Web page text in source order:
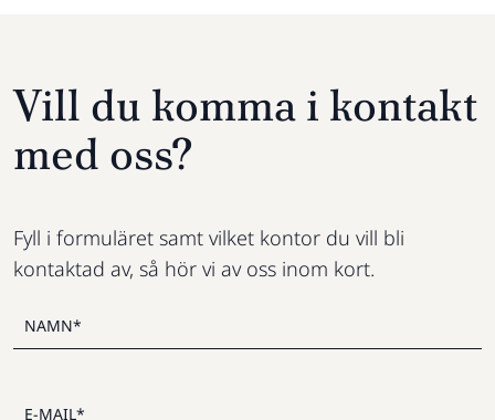
Vill du komma i kontakt
med oss?
Fyll i formuläret samt vilket kontor du vill bli
kontaktad av, så hör vi av oss inom kort.